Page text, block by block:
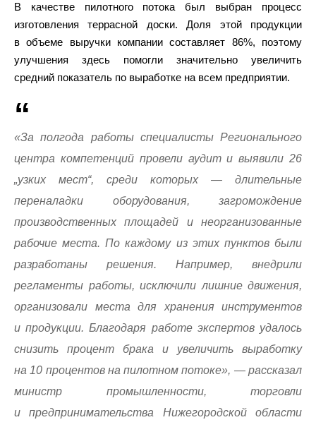
В качестве пилотного потока был выбран процесс
изготовления террасной доски. Доля этой продукции
в объеме выручки компании составляет 86%, поэтому
улучшения здесь помогли значительно увеличить
средний показатель по выработке на всем предприятии.
«За полгода работы специалисты Регионального
центра компетенций провели аудит и выявили 26
„узких мест“, среди которых — длительные
переналадки оборудования, загромождение
производственных площадей и неорганизованные
рабочие места. По каждому из этих пунктов были
разработаны решения. Например, внедрили
регламенты работы, исключили лишние движения,
организовали места для хранения инструментов
и продукции. Благодаря работе экспертов удалось
снизить процент брака и увеличить выработку
на 10 процентов на пилотном потоке», — рассказал
министр промышленности, торговли
и предпринимательства Нижегородской области